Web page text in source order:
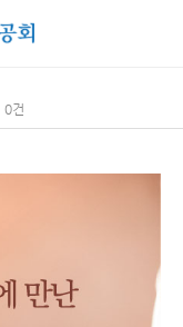
0건